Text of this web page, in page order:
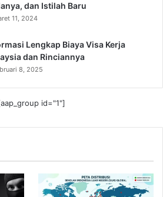
dan Istilah Baru
11, 2024
Lengkap Biaya Visa Kerja
dan Rinciannya
8, 2025
id="1"]